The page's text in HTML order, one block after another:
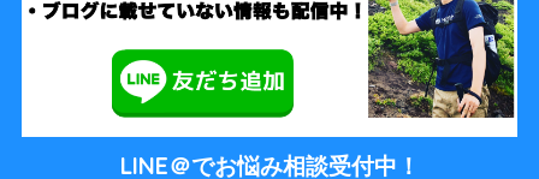
LINE＠でお悩み相談受付中！